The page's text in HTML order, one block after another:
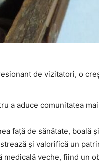
de vizitatori, o
a aduce comunitatea
față de sănătate, boală
și valorifică un
veche, fiind un